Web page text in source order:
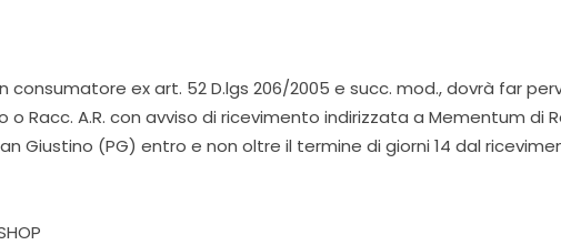
consumatore ex art. 52 D.lgs 206/2005 e succ. mod., dovrà far
Racc. A.R. con avviso di ricevimento indirizzata a Mementum di
Giustino (PG) entro e non oltre il termine di giorni 14 dal